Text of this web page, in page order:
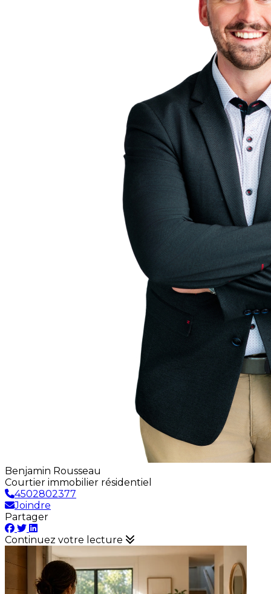
Benjamin Rousseau
Courtier immobilier résidentiel
4502802377
Joindre
Partager
Continuez votre lecture